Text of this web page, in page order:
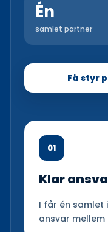
Én
samlet partner
Få styr
01
Klar
I får én samlet
ansvar